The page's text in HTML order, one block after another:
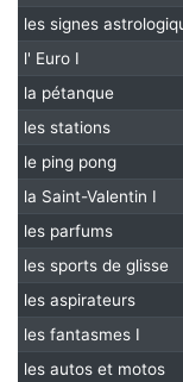
les signes
l' Euro I
la pétanque
les stations
le ping pong
la Saint-Valentin I
les parfums
les sports de glisse
les aspirateurs
les fantasmes I
les autos et motos